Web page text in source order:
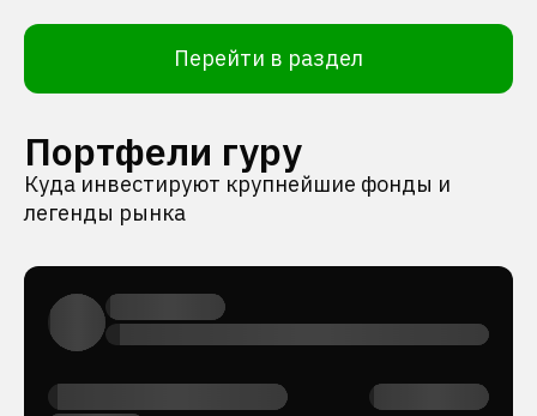
Перейти в раздел
Портфели гуру
Куда инвестируют крупнейшие фонды и
легенды рынка